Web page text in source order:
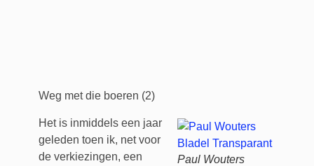
Weg met die boeren (2)
Paul Wouters
Het is inmiddels een jaar
geleden toen ik, net voor
de verkiezingen, een